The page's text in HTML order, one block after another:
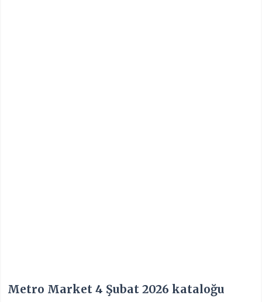
Metro Market 4 Şubat 2026 kataloğu